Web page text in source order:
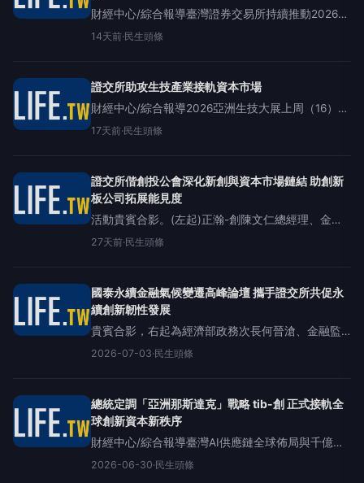
財經中心/綜合報導臺灣證券交易所持續推動2026年
「地球特攻隊」SDGs系列活動！證交所秉持「一地
續理念融入企業文化與同仁日
14天前·民生頭條
證交所助攻生技產業接軌資本市場
財經中心/綜合報導2026亞洲生技大展上周（16）日
至19日在臺北南港展覽館1館登場。臺灣證券交易所
板」支持生技產業發展為主
17天前·民生頭條
證交所偕創投公會深化新創與資本市場鏈結 助創新
板公司拓展能見度
活動貴賓合影。(左起)正瀚-創陳文仁總經理、金萬
林-創陳惠娥董事長、臺灣證券交易所胡則華業務委
KY創吳明蔚董事長、富田-創
27天前·民生頭條
國泰永續金融氣候變遷高峰論壇 攜手證交所共促永
續創新韌性發展
貴賓合影，右起為經濟部政務次長何晉滄、金融監
督管理委員會副主任委員莊秀媛、國泰金控副董事
控總經理李長庚。（照片：國泰金控提供）
2026-07-03·民生頭條
總統定調「亞洲那斯達克」戰略 tib-創 正式接軌全
球創新資本新秩序
財經中心/綜合報導臺灣AI供應鏈全球佈局與千億資
金驅動創新政策雙引擎啟動tib-創成為亞太科技創新
2026-06-30·民生頭條